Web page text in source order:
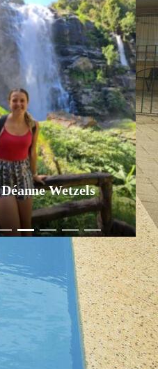
Déanne Wetzels